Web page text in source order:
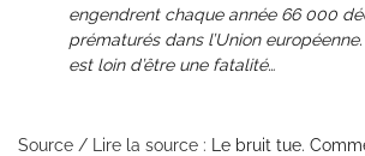
engendrent chaque année 66 000
prématurés dans l’Union
est loin d’être une fatalité…
Source / Lire la source : Le bruit tue.